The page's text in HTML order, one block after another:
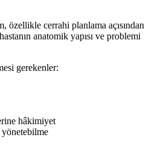
özellikle cerrahi planlama açısından
anatomik yapısı ve problemi
gerekenler:
hâkimiyet